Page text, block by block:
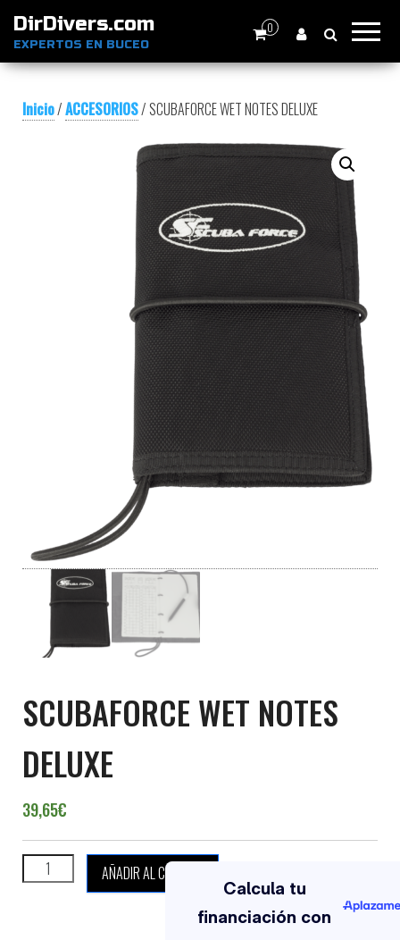
DirDivers.com
EXPERTOS EN BUCEO
0
Inicio/ACCESORIOS/ SCUBAFORCE WET NOTES DELUXE
SCUBAFORCE WET NOTES
DELUXE
39,65€
SCUBAFORCE WET NOTES DELUXE cantidad
AÑADIR AL CARRITO